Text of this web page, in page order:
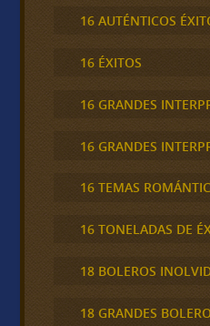
16 AUTÉNTICOS
16 ÉXITOS
16 GRANDES
16 GRANDES
16 TEMAS
16 TONELADAS DE
18 BOLEROS
18 GRANDES